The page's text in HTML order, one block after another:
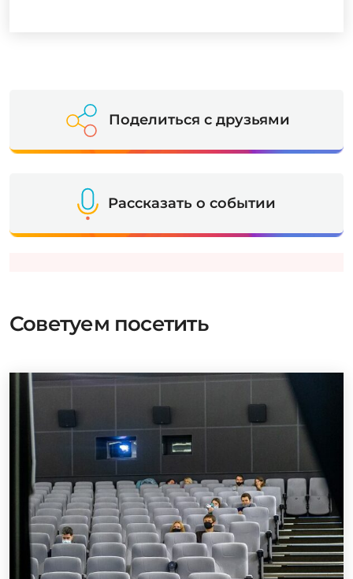
Поделиться с друзьями
Рассказать о событии
Советуем посетить